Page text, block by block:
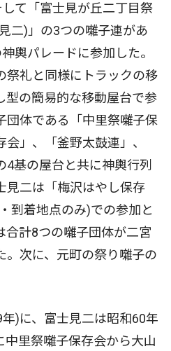
て「富士見が丘二丁目祭
二)」の3つの囃子連があ
輿パレードに参加した。
祭礼と同様にトラックの移
型の簡易的な移動屋台で参
団体である「中里祭囃子保
」、「釜野太鼓連」、
4基の屋台と共に神輿行列
見二は「梅沢はやし保存
到着地点のみ)での参加と
合計8つの囃子団体が二宮
。次に、元町の祭り囃子の
)に、富士見二は昭和60年
里祭囃子保存会から大山